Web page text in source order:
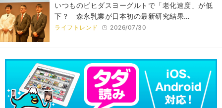
いつものビヒダスヨーグルトで「老化速度」が低
下？ 森永乳業が日本初の最新研究結果…
ライフトレンド 2026/07/30